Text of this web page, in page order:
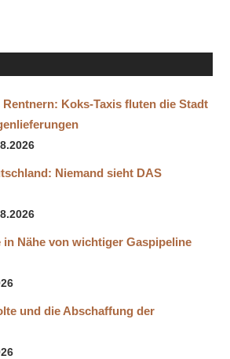
Koks‑Taxis fluten die Stadt
Niemand sieht DAS
Nähe von wichtiger Gaspipeline
und die Abschaffung der